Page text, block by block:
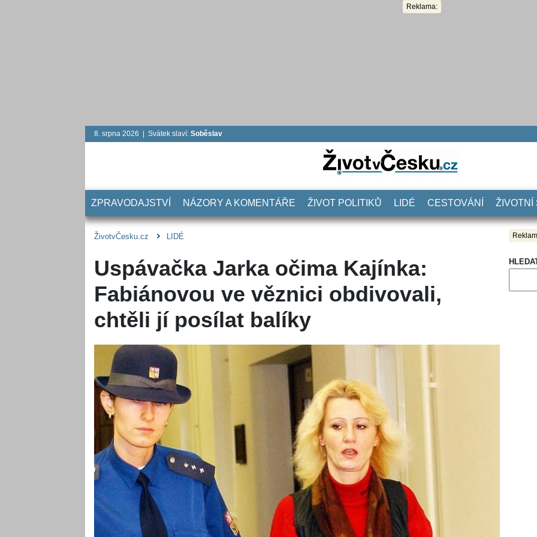
Reklama:
8. srpna 2026 | Svátek slaví: Soběslav
ZPRAVODAJSTVÍ NÁZORY A KOMENTÁŘE ŽIVOT POLITIKŮ LIDÉ CESTOVÁNÍ ŽIVOTNÍ
ŽivotvČesku.cz LIDÉ
Uspávačka Jarka očima Kajínka:
Fabiánovou ve věznici obdivovali,
chtěli jí posílat balíky